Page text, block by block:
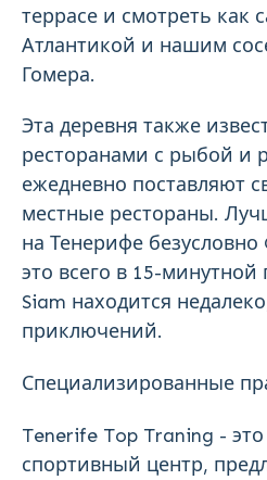
террасе и смотреть как
Атлантикой и нашим
Гомера.
Эта деревня также
ресторанами с рыбой и
ежедневно поставляют
местные рестораны.
на Тенерифе безусловно
это всего в 15-минутной
Siam находится
приключений.
Специализированные
Tenerife Top Traning -
спортивный центр,